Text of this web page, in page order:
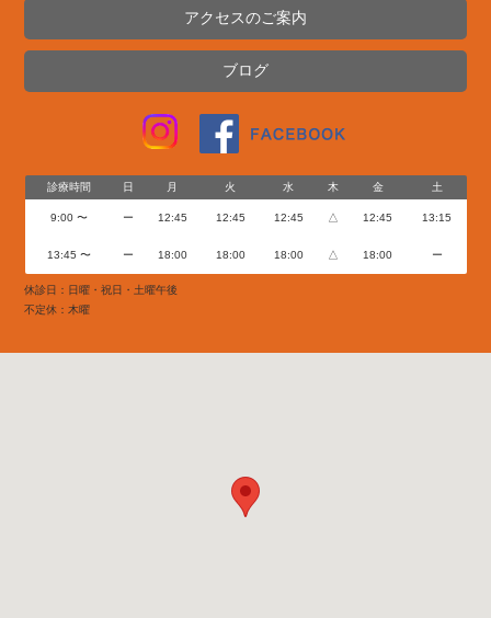
アクセスのご案内
ブログ
診療時間 日 月 火 水 木 金 土
9:00 〜 ー 12:45 12:45 12:45 △ 12:45 13:15
13:45 〜 ー 18:00 18:00 18:00 △ 18:00 ー
休診日：日曜・祝日・土曜午後
不定休：木曜